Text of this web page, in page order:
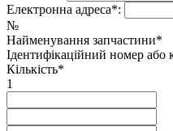
Електронна адреса*:
№
Найменування запчастини*
Ідентифікаційний номер
Кількість*
1